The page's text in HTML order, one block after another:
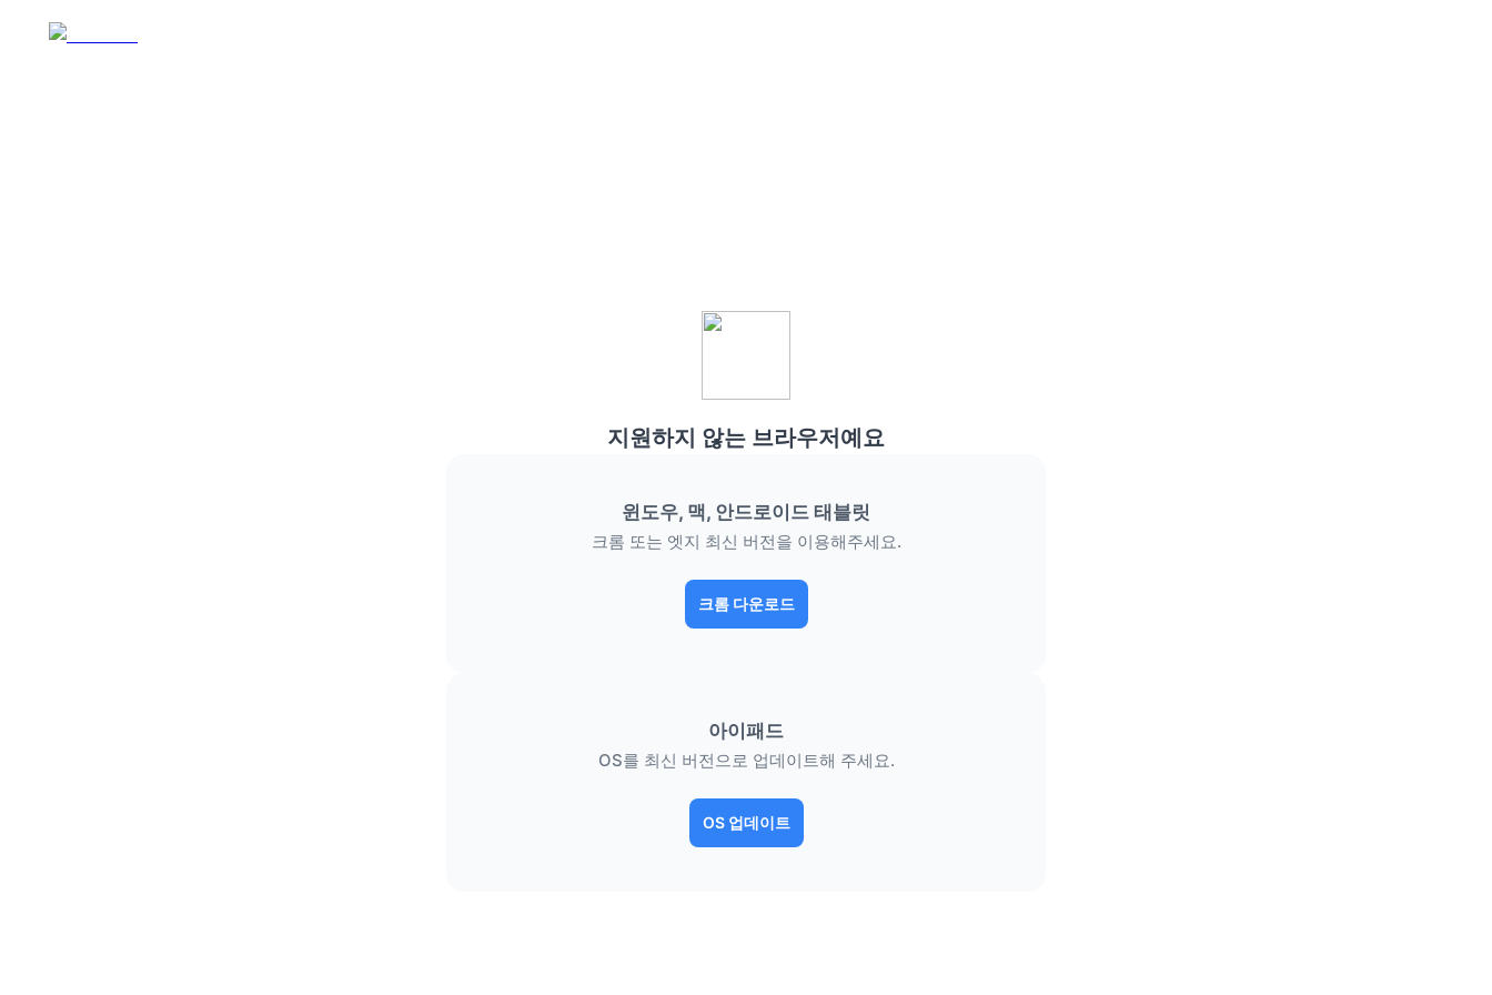
지원하지 않는 브라우저예요
윈도우, 맥, 안드로이드 태블릿
크롬 또는 엣지 최신 버전을 이용해주세요.
크롬 다운로드
아이패드
OS를 최신 버전으로 업데이트해 주세요.
OS 업데이트